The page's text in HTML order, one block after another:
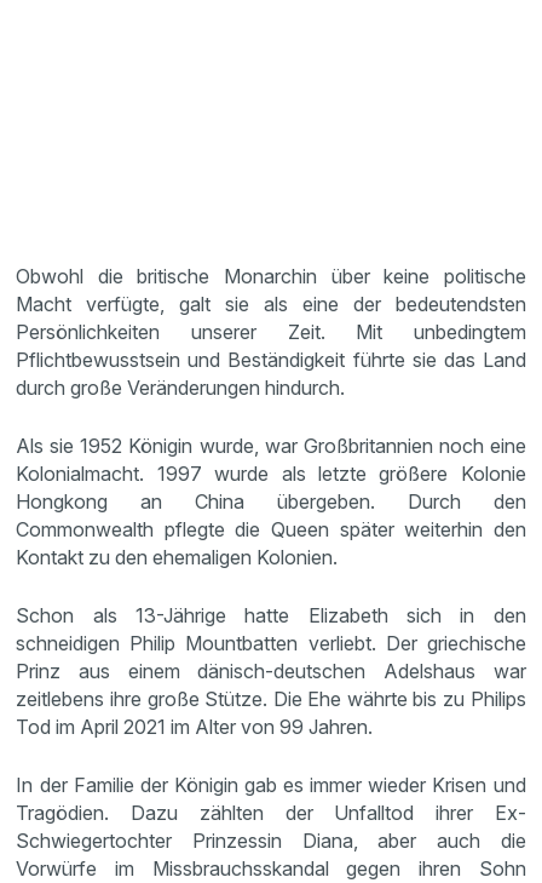
Obwohl die britische Monarchin über keine politische
Macht verfügte, galt sie als eine der bedeutendsten
Persönlichkeiten unserer Zeit. Mit unbedingtem
Pflichtbewusstsein und Beständigkeit führte sie das Land
durch große Veränderungen hindurch.
Als sie 1952 Königin wurde, war Großbritannien noch eine
Kolonialmacht. 1997 wurde als letzte größere Kolonie
Hongkong an China übergeben. Durch den
Commonwealth pflegte die Queen später weiterhin den
Kontakt zu den ehemaligen Kolonien.
Schon als 13-Jährige hatte Elizabeth sich in den
schneidigen Philip Mountbatten verliebt. Der griechische
Prinz aus einem dänisch-deutschen Adelshaus war
zeitlebens ihre große Stütze. Die Ehe währte bis zu Philips
Tod im April 2021 im Alter von 99 Jahren.
In der Familie der Königin gab es immer wieder Krisen und
Tragödien. Dazu zählten der Unfalltod ihrer Ex-
Schwiegertochter Prinzessin Diana, aber auch die
Vorwürfe im Missbrauchsskandal gegen ihren Sohn